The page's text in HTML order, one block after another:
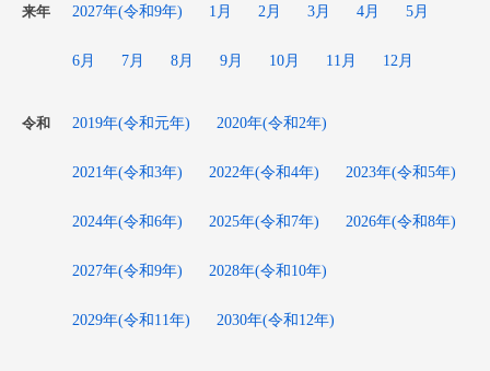
来年 2027年(令和9年) 1月 2月 3月 4月 5月
6月 7月 8月 9月 10月 11月 12月
令和 2019年(令和元年) 2020年(令和2年)
2021年(令和3年) 2022年(令和4年) 2023年(令和5年)
2024年(令和6年) 2025年(令和7年) 2026年(令和8年)
2027年(令和9年) 2028年(令和10年)
2029年(令和11年) 2030年(令和12年)